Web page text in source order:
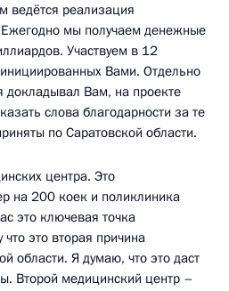
ведётся реализация
мы получаем денежные
Участвуем в 12
Вами. Отдельно
докладывал Вам, на проекте
слова благодарности за те
по Саратовской области.
центра. Это
на 200 коек и поликлиника
это ключевая точка
это вторая причина
области. Я думаю, что это даст
Второй медицинский центр –